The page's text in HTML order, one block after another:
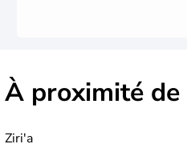
À proximité de
Ziri'a